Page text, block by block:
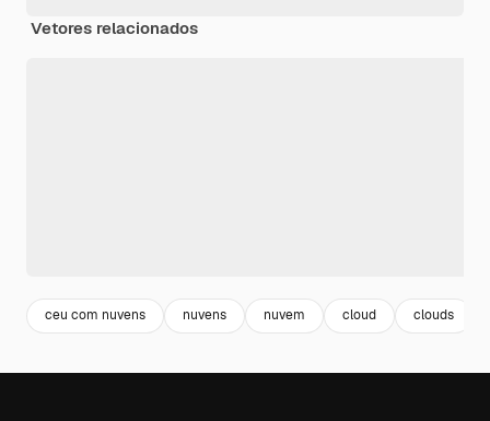
Vetores relacionados
ceu com nuvens nuvens nuvem cloud clouds